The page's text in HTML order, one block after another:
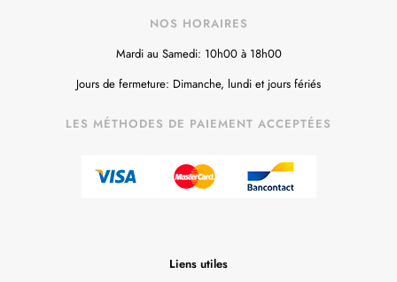
NOS HORAIRES
Mardi au Samedi: 10h00 à 18h00
Jours de fermeture: Dimanche, lundi et jours fériés
LES MÉTHODES DE PAIEMENT ACCEPTÉES
Liens utiles